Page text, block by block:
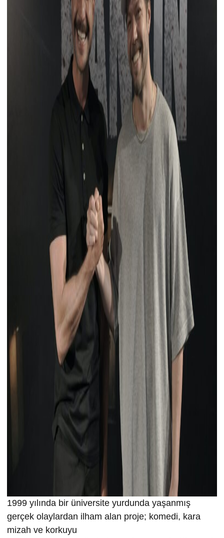
1999 yılında bir üniversite yurdunda yaşanmış
gerçek olaylardan ilham alan proje; komedi, kara
mizah ve korkuyu